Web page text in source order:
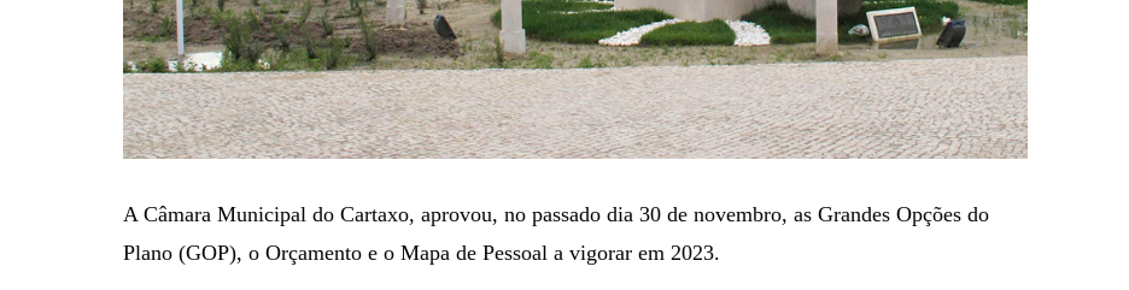
A Câmara Municipal do Cartaxo, aprovou, no passado dia 30 de novembro, as Grandes Opções do
Plano (GOP), o Orçamento e o Mapa de Pessoal a vigorar em 2023.